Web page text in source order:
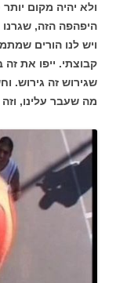
ולא יהיה מקום
היפהפה הזה, שגרנו
ויש לנו הורים
קבוצתי. ייפו את
שגירוש זה גירוש.
מה שעבר עלינו,